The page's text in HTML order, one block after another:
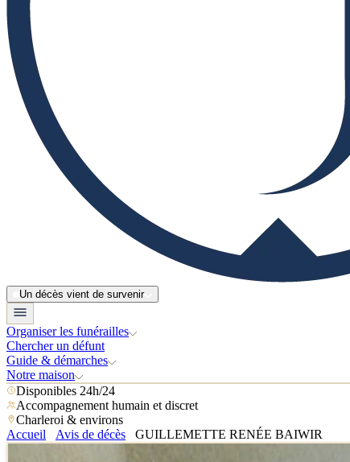
Un décès vient de survenir
Organiser les funérailles
Chercher un défunt
Guide & démarches
Notre maison
Disponibles 24h/24
Accompagnement humain et discret
Charleroi & environs
Accueil
Avis de décès GUILLEMETTE RENÉE BAIWIR